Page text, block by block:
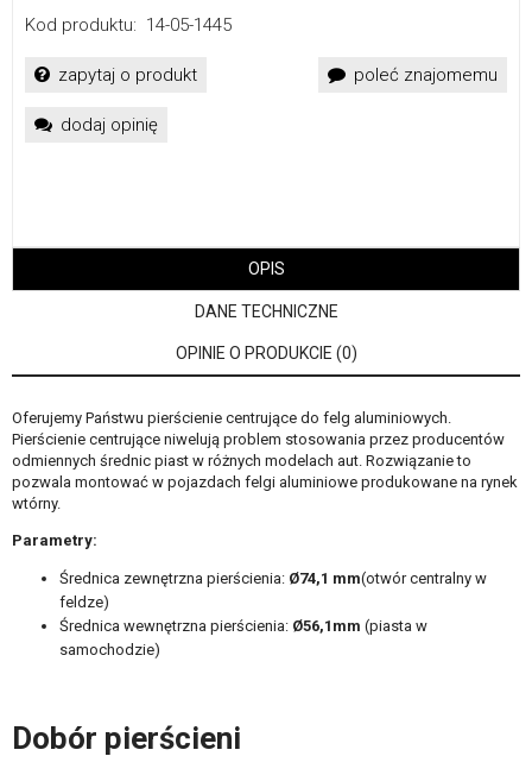
Kod produktu: 14-05-1445
zapytaj o produkt poleć znajomemu
dodaj opinię
OPIS
DANE TECHNICZNE
OPINIE O PRODUKCIE (0)
Oferujemy Państwu pierścienie centrujące do felg aluminiowych.
Pierścienie centrujące niwelują problem stosowania przez producentów
odmiennych średnic piast w różnych modelach aut. Rozwiązanie to
pozwala montować w pojazdach felgi aluminiowe produkowane na rynek
wtórny.
Parametry:
Średnica zewnętrzna pierścienia: Ø74,1 mm(otwór centralny w
feldze)
Średnica wewnętrzna pierścienia: Ø56,1 mm (piasta w
samochodzie)
Dobór pierścieni